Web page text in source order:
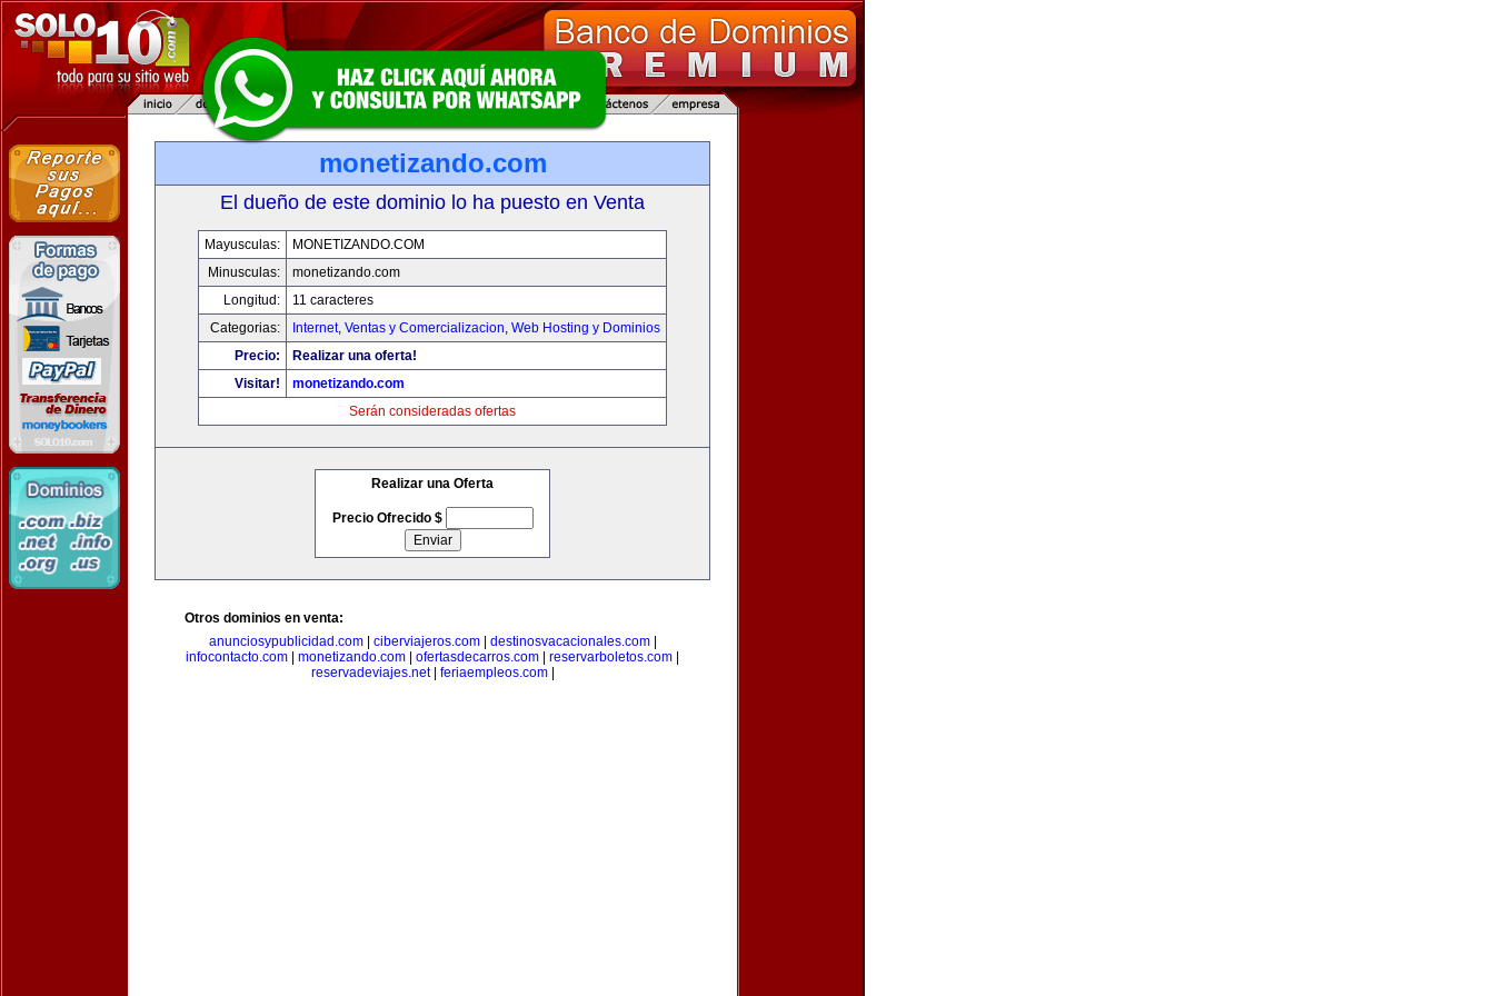
monetizando.com
El dueño de este dominio lo ha puesto en Venta
Mayusculas:
MONETIZANDO.COM
Minusculas:
monetizando.com
Longitud:
11 caracteres
Categorias:
Internet, Ventas y Comercializacion, Web Hosting y Dominios
Precio:
Realizar una oferta!
Visitar!
monetizando.com
Serán consideradas ofertas
Realizar una Oferta
Precio Ofrecido $
Otros dominios en venta:
anunciosypublicidad.com| ciberviajeros.com| destinosvacacionales.com|
infocontacto.com
monetizando.com ofertasdecarros.com reservarboletos.com
reservadeviajes.net| feriaempleos.com|